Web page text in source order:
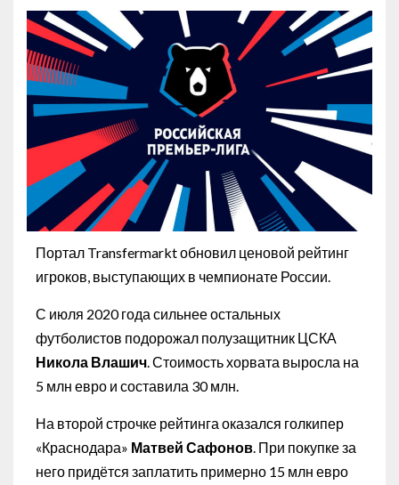
Портал Transfermarkt обновил ценовой рейтинг
игроков, выступающих в чемпионате России.
С июля 2020 года сильнее остальных
футболистов подорожал полузащитник ЦСКА
Никола Влашич. Стоимость хорвата выросла на
5 млн евро и составила 30 млн.
На второй строчке рейтинга оказался голкипер
«Краснодара» Матвей Сафонов. При покупке за
него придётся заплатить примерно 15 млн евро